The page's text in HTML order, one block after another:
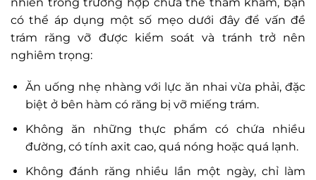
có thể áp dụng một số mẹo dưới đây để vấn đề
trám răng vỡ được kiểm soát và tránh trở nên
nghiêm trọng:
Ăn uống nhẹ nhàng với lực ăn nhai vừa phải, đặc
biệt ở bên hàm có răng bị vỡ miếng trám.
Không ăn những thực phẩm có chứa nhiều
đường, có tính axit cao, quá nóng hoặc quá lạnh.
Không đánh răng nhiều lần một ngày, chỉ làm